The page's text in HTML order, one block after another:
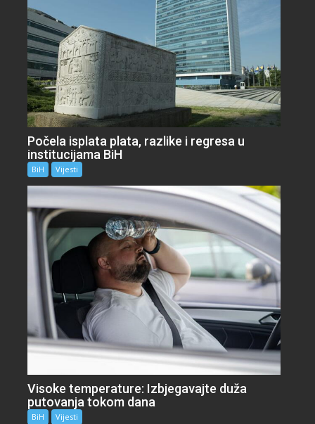
Počela isplata plata, razlike i regresa u
institucijama BiH
BiH Vijesti
Visoke temperature: Izbjegavajte duža
putovanja tokom dana
BiH Vijesti